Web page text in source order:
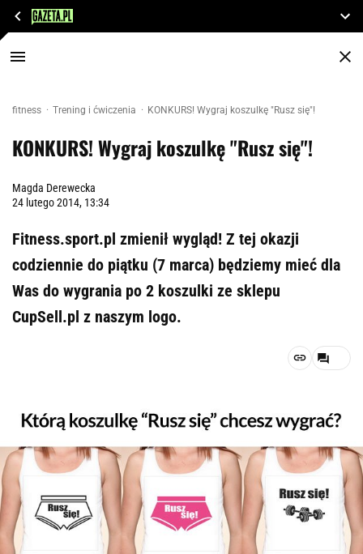
fitness Trening i ćwiczenia KONKURS! Wygraj koszulkę "Rusz się"!
KONKURS! Wygraj koszulkę "Rusz się"!
Magda Derewecka
24 lutego 2014, 13:34
Fitness.sport.pl zmienił wygląd! Z tej okazji
codziennie do piątku (7 marca) będziemy mieć dla
Was do wygrania po 2 koszulki ze sklepu
CupSell.pl z naszym logo.